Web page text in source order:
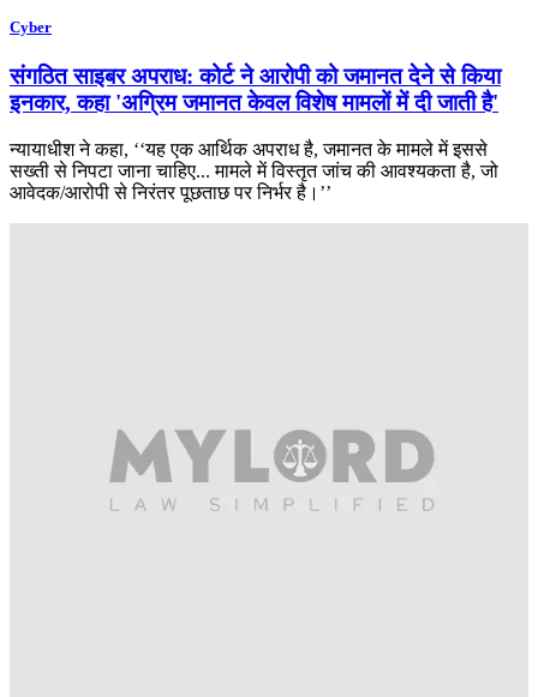
Cyber
संगठित साइबर अपराध: कोर्ट ने आरोपी को जमानत देने से किया
इनकार, कहा 'अग्रिम जमानत केवल विशेष मामलों में दी जाती है'
न्यायाधीश ने कहा, ‘‘यह एक आर्थिक अपराध है, जमानत के मामले में इससे
सख्ती से निपटा जाना चाहिए... मामले में विस्तृत जांच की आवश्यकता है, जो
आवेदक/आरोपी से निरंतर पूछताछ पर निर्भर है।’’